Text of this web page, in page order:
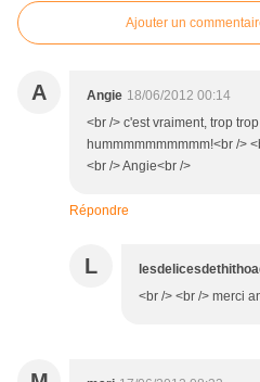
Ajouter un
A Angie 18/06/2012 00:14
<br /> c'est vraiment, trop
hummmmmmmmmm!<br />
<br /> Angie<br />
Répondre
L
<br /> <br /> merci